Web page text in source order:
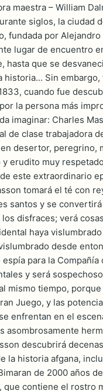
maestra – William
siglos, la ciudad
fundada por Alejandro
lugar de encuentro
hasta que se
historia... Sin embargo,
cuando fue
la persona más
imaginar: Charles
de clase trabajadora
desertor, peregrino,
erudito muy
este extraordinario
tomará el té con
santos y se
disfraces; verá
haya
desde
para la Compañía
y será
mismo tiempo,
Juego, y las
enfrentan en el
asombrosamente
descubrirá
la historia afgana,
de 2000 años de
que contiene el rostro